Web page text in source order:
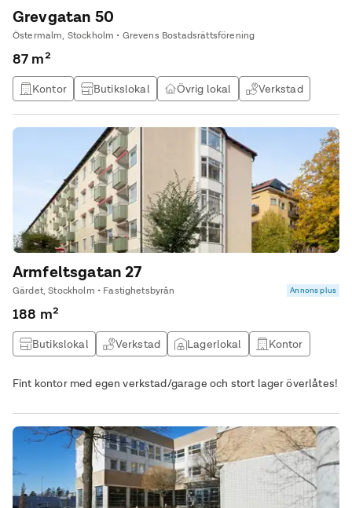
Grevgatan 50
Östermalm, Stockholm • Grevens Bostadsrättsförening
87 m²
Kontor Butikslokal Övrig lokal Verkstad
Armfeltsgatan 27
Gärdet, Stockholm • Fastighetsbyrån Annons plus
188 m²
Butikslokal Verkstad Lagerlokal Kontor
Fint kontor med egen verkstad/garage och stort lager överlåtes!